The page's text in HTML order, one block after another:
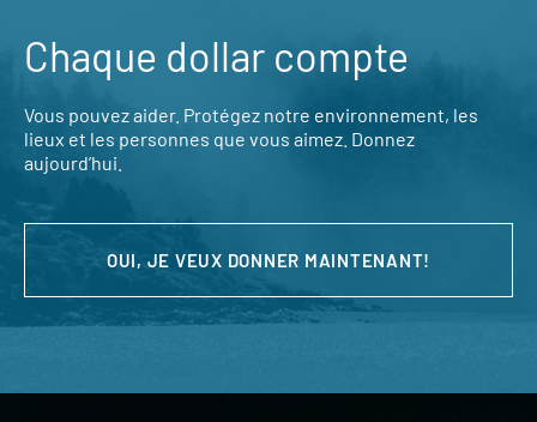
Chaque dollar compte
Vous pouvez aider. Protégez notre environnement, les
lieux et les personnes que vous aimez. Donnez
aujourd’hui.
OUI, JE VEUX DONNER MAINTENANT!